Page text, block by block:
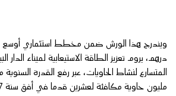
درهم، يروم تعزيز الطاقة الاستيعابية لميناء الدار
مليون حاوية مكافئة لعشرين قدما في أفق سنة 2027.